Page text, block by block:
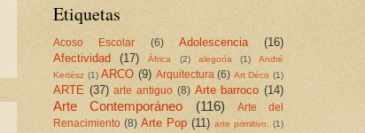
Etiquetas
Acoso Escolar (6) Adolescencia
(16)
Afectividad
(17) África (2) alegoría (1)
André
Kertész (1) ARCO (9) Arquitectura (6) Art Déco (1)
ARTE (37) arte antiguo (8) Arte barroco (14)
Arte Contemporáneo (116)
Arte del
Renacimiento (8) Arte Pop (11) arte primitivo.
(1)